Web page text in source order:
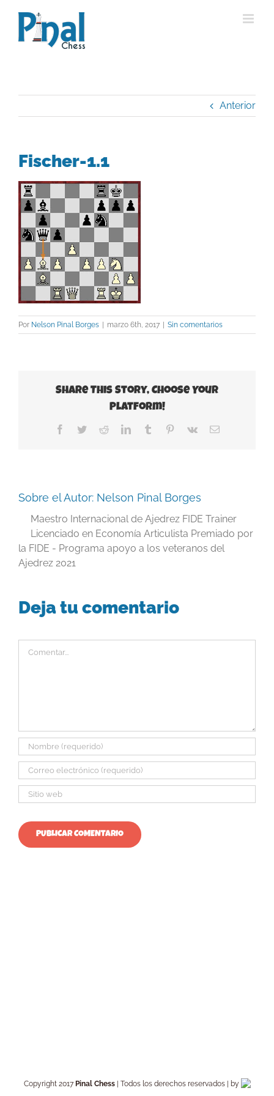
contenido
Anterior
Fischer-1.1
Por Nelson Pinal Borges | marzo 6th, 2017 | Sin comentarios
Share This Story, Choose Your
Platform!
Facebook
TwitterRedditLinkedInTumblr Pinterest
Vk
Correo
Sobre el Autor: Nelson Pinal Borges
Maestro Internacional de Ajedrez FIDE Trainer
Licenciado en Economía Articulista Premiado por
la FIDE - Programa apoyo a los veteranos del
Ajedrez 2021
Deja tu comentario
Copyright 2017 Pinal Chess| Todos los derechos reservados | by